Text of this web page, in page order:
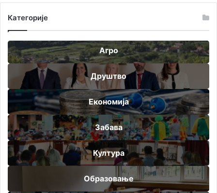
Категорије
Агро
Друштво
Економија
Забава
Култура
Образовање